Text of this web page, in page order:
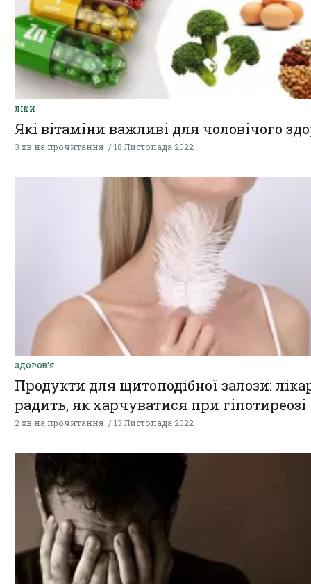
ЛІКИ
Які вітаміни важливі для чоловічого
3 хв на прочитання 18 Листопада 2022
ЗДОРОВ'Я
Продукти для щитоподібної залози:
радить, як харчуватися при гіпотиреозі
2 хв на прочитання 13 Листопада 2022